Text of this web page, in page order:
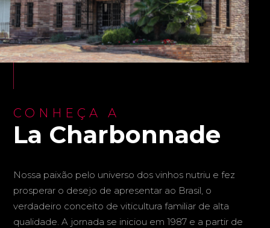
CONHEÇA A
La Charbonnade
Nossa paixão pelo universo dos vinhos nutriu e fez
prosperar o desejo de apresentar ao Brasil, o
verdadeiro conceito de viticultura familiar de alta
qualidade. A jornada se iniciou em 1987 e a partir de